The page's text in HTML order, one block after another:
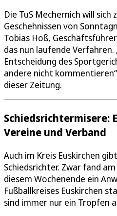
Die TuS Mechernich will sich
Geschehnissen von
Tobias Hoß,
das nun laufende Verfahren.
Entscheidung des
andere nicht
dieser Zeitung.
Schiedsrichtermisere:
Vereine und Verband
Auch im Kreis Euskirchen
Schiedsrichter. Zwar fand
diesem Wochenende ein
Fußballkreises Euskirchen
sind immer nur ein Tropfen